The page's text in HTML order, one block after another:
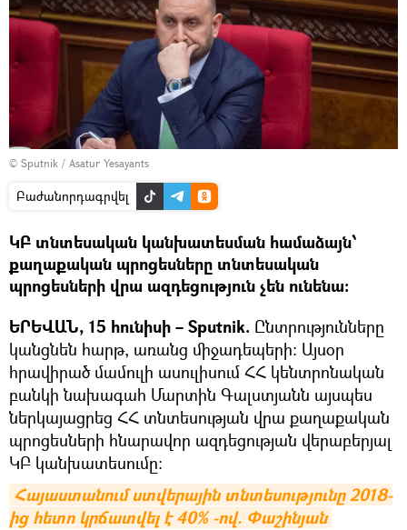
© Sputnik / Asatur Yesayants
Բաժանորդագրվել
ԿԲ տնտեսական կանխատեսման համաձայն՝
քաղաքական պրոցեսները տնտեսական
պրոցեսների վրա ազդեցություն չեն ունենա։
ԵՐԵՎԱՆ, 15 հունիսի – Sputnik. Ընտրությունները
կանցնեն հարթ, առանց միջադեպերի։ Այսօր
հրավիրած մամուլի ասուլիսում ՀՀ կենտրոնական
բանկի նախագահ Մարտին Գալստյանն այսպես
ներկայացրեց ՀՀ տնտեսության վրա քաղաքական
պրոցեսների հնարավոր ազդեցության վերաբերյալ
ԿԲ կանխատեսումը։
Հայաստանում ստվերային տնտեսությունը 2018-
ից հետո կրճատվել է 40% -ով. Փաշինյան